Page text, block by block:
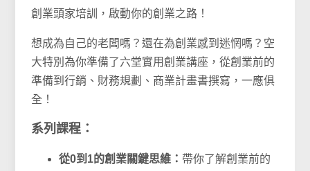
創業頭家培訓，啟動你的創業之路！
想成為自己的老闆嗎？還在為創業感到迷惘嗎？空
大特別為你準備了六堂實用創業講座，從創業前的
準備到行銷、財務規劃、商業計畫書撰寫，一應俱
全！
系列課程：
從0到1的創業關鍵思維： 帶你了解創業前的